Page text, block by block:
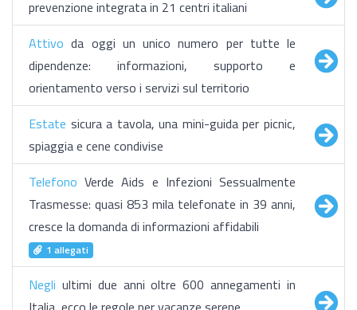
prevenzione integrata in 21 centri italiani
Attivo da oggi un unico numero per tutte le
dipendenze: informazioni, supporto e
orientamento verso i servizi sul territorio
Estate sicura a tavola, una mini-guida per picnic,
spiaggia e cene condivise
Telefono Verde Aids e Infezioni Sessualmente
Trasmesse: quasi 853 mila telefonate in 39 anni,
cresce la domanda di informazioni affidabili
1 allegati
Negli ultimi due anni oltre 600 annegamenti in